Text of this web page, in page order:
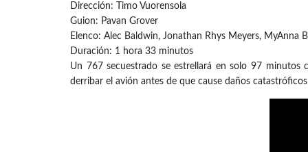
Dirección: Timo Vuorensola
Guion: Pavan Grover
Elenco: Alec Baldwin, Jonathan Rhys Meyers, MyAnna
Duración: 1 hora 33 minutos
Un 767 secuestrado se estrellará en solo 97
derribar el avión antes de que cause daños